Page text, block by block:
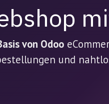
von Odoo
und